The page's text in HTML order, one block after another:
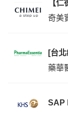
【
奇美
[台
藥華
SAP